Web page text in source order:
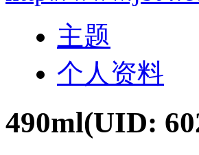
主题
个人资料
490ml(UID: